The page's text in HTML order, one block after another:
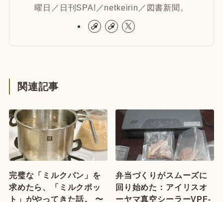
曜日／日刊SPA!／netkeirin／図書新聞。
関連記事
完璧な「ミルクパン」を
求めたら、「ミルクポッ
ト」がやってきた話。 〜
弁当づくりがスムーズに
回り始めた：アイリスオ
ーヤマ真空シーラーVPF-